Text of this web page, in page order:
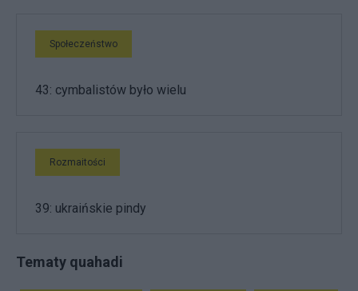
Społeczeństwo
43: cymbalistów było wielu
Rozmaitości
39: ukraińskie pindy
Tematy quahadi